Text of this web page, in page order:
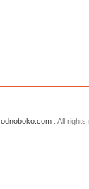
odnoboko.com. All rights